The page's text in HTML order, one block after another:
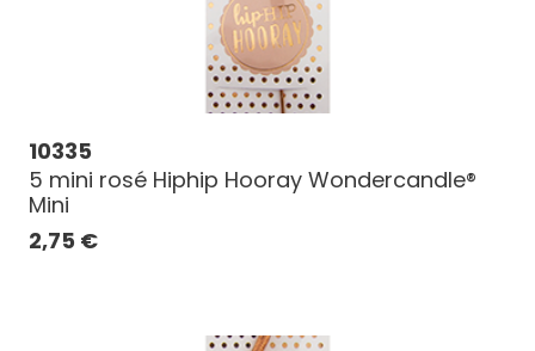
10335
5 mini rosé Hiphip Hooray Wondercandle®
Mini
2,75 €